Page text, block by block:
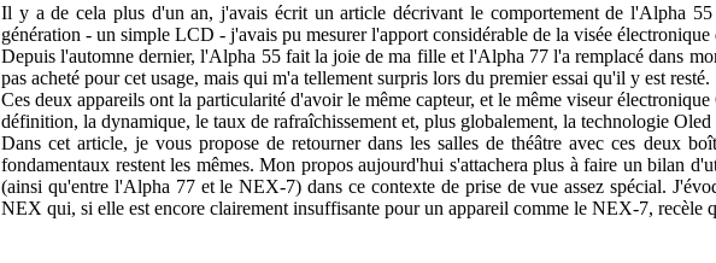
Il y a de cela plus d'un an, j'avais écrit un article décrivant le comportement de l'Alpha
génération - un simple LCD - j'avais pu mesurer l'apport considérable de la visée
Depuis l'automne dernier, l'Alpha 55 fait la joie de ma fille et l'Alpha 77 l'a remplacé dans
pas acheté pour cet usage, mais qui m'a tellement surpris lors du premier essai qu'il y est resté.
Ces deux appareils ont la particularité d'avoir le même capteur, et le même viseur
définition, la dynamique, le taux de rafraîchissement et, plus globalement, la technologie
Dans cet article, je vous propose de retourner dans les salles de théâtre avec ces deux
fondamentaux restent les mêmes. Mon propos aujourd'hui s'attachera plus à faire un bilan
(ainsi qu'entre l'Alpha 77 et le NEX-7) dans ce contexte de prise de vue assez spécial.
NEX qui, si elle est encore clairement insuffisante pour un appareil comme le NEX-7, recèle